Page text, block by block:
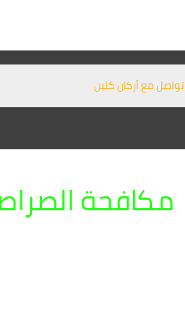
تواصل مع أركان كلين
مكافحة